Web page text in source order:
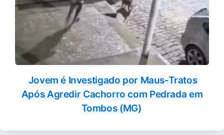
Jovem é Investigado por Maus-Tratos
Após Agredir Cachorro com Pedrada em
Tombos (MG)